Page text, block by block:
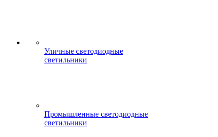
Уличные светодиодные
светильники
Промышленные светодиодные
светильники